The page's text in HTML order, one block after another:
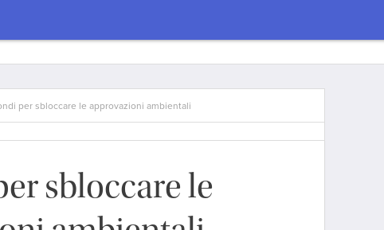
per sbloccare le approvazioni ambientali
sbloccare le